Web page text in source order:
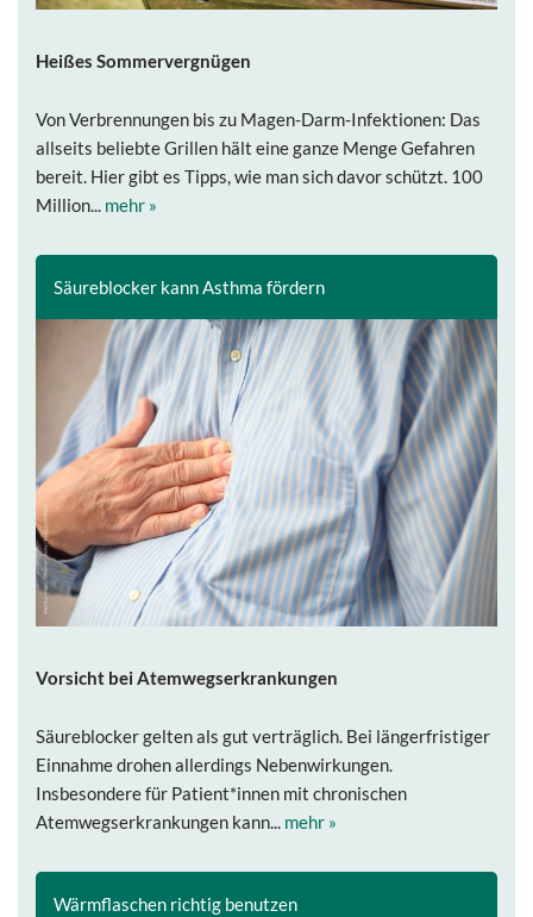
Heißes Sommervergnügen
Von Verbrennungen bis zu Magen-Darm-Infektionen: Das
allseits beliebte Grillen hält eine ganze Menge Gefahren
bereit. Hier gibt es Tipps, wie man sich davor schützt. 100
Million... mehr »
Säureblocker kann Asthma fördern
Vorsicht bei Atemwegserkrankungen
Säureblocker gelten als gut verträglich. Bei längerfristiger
Einnahme drohen allerdings Nebenwirkungen.
Insbesondere für Patient*innen mit chronischen
Atemwegserkrankungen kann... mehr »
Wärmflaschen richtig benutzen